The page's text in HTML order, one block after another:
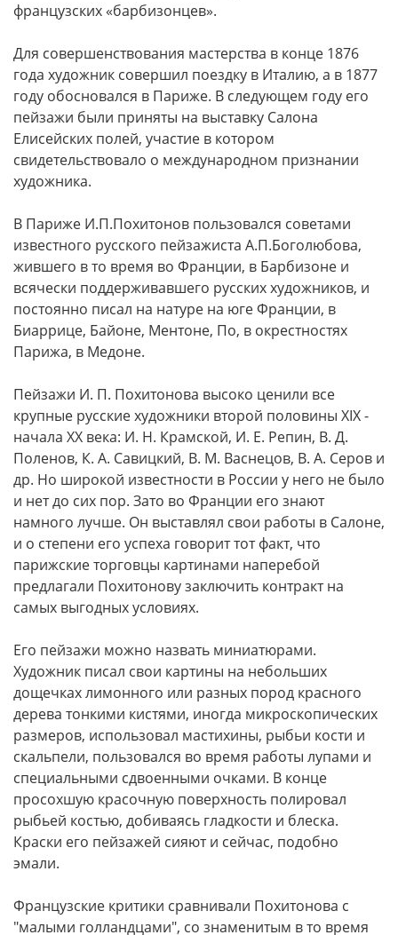
французских «барбизонцев».
Для совершенствования мастерства в конце 1876
года художник совершил поездку в Италию, а в 1877
году обосновался в Париже. В следующем году его
пейзажи были приняты на выставку Салона
Елисейских полей, участие в котором
свидетельствовало о международном признании
художника.
В Париже И.П.Похитонов пользовался советами
известного русского пейзажиста А.П.Боголюбова,
жившего в то время во Франции, в Барбизоне и
всячески поддерживавшего русских художников, и
постоянно писал на натуре на юге Франции, в
Биаррице, Байоне, Ментоне, По, в окрестностях
Парижа, в Медоне.
Пейзажи И. П. Похитонова высоко ценили все
крупные русские художники второй половины XIX -
начала XX века: И. Н. Крамской, И. Е. Репин, В. Д.
Поленов, К. А. Савицкий, В. М. Васнецов, В. А. Серов и
др. Но широкой известности в России у него не было
и нет до сих пор. Зато во Франции его знают
намного лучше. Он выставлял свои работы в Салоне,
и о степени его успеха говорит тот факт, что
парижские торговцы картинами наперебой
предлагали Похитонову заключить контракт на
самых выгодных условиях.
Его пейзажи можно назвать миниатюрами.
Художник писал свои картины на небольших
дощечках лимонного или разных пород красного
дерева тонкими кистями, иногда микроскопических
размеров, использовал мастихины, рыбьи кости и
скальпели, пользовался во время работы лупами и
специальными сдвоенными очками. В конце
просохшую красочную поверхность полировал
рыбьей костью, добиваясь гладкости и блеска.
Краски его пейзажей сияют и сейчас, подобно
эмали.
Французские критики сравнивали Похитонова с
"малыми голландцами", со знаменитым в то время